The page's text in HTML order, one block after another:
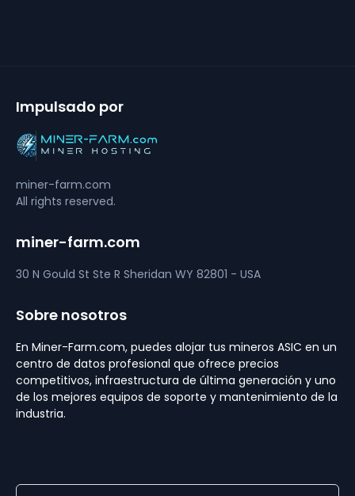
Impulsado por
miner-farm.com
All rights reserved.
miner-farm.com
30 N Gould St Ste R Sheridan WY 82801 - USA
Sobre nosotros
En Miner-Farm.com, puedes alojar tus mineros ASIC en un
centro de datos profesional que ofrece precios
competitivos, infraestructura de última generación y uno
de los mejores equipos de soporte y mantenimiento de la
industria.